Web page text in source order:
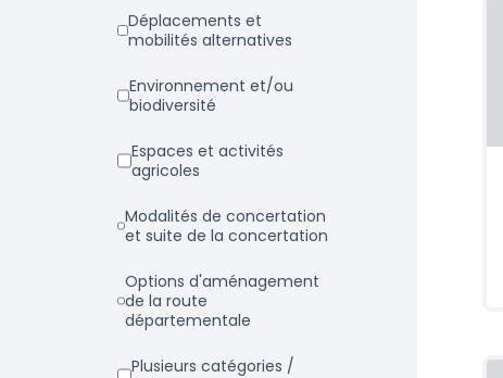
Déplacements et
mobilités alternatives
Environnement et/ou
biodiversité
Espaces et activités
agricoles
Modalités de concertation
et suite de la concertation
Options d'aménagement
de la route
départementale
Plusieurs catégories /